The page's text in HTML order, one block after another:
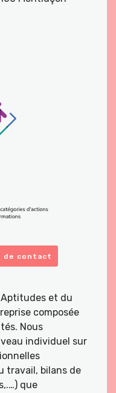
de contact
Aptitudes et du
composée
Nous
individuel sur
travail, bilans de
que